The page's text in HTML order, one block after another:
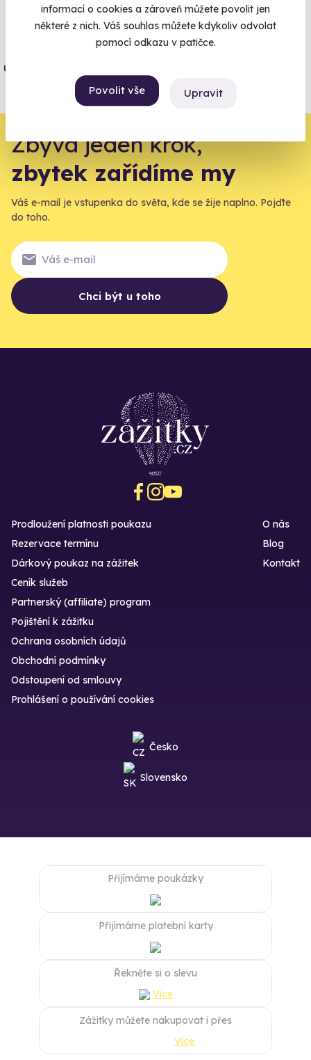
informací o cookies a zároveň můžete povolit jen
některé z nich. Váš souhlas můžete kdykoliv odvolat
pomocí odkazu v patičce.
Povolit vše Upravit
Vše umíme pojistit
Jeden nikdy neví. Máme nejvyšší
úrazové pojištění z nabídky zážitkových
agentur.
Vše o pojištění
Zbývá jeden krok,
zbytek zařídíme my
Váš e-mail je vstupenka do světa, kde se žije naplno. Pojďte
do toho.
Chci být u toho
Prodloužení platnosti poukazu
Rezervace termínu
Dárkový poukaz na zážitek
O nás
Blog
Kontakt
Ceník služeb
Partnerský (affiliate) program
Pojištění k zážitku
Ochrana osobních údajů
Obchodní podmínky
Odstoupení od smlouvy
Prohlášení o používání cookies
Česko
Slovensko
Přijímáme poukázky
Přijímáme platební karty
Řekněte si o slevu
Více
Zážitky můžete nakupovat i přes
Více